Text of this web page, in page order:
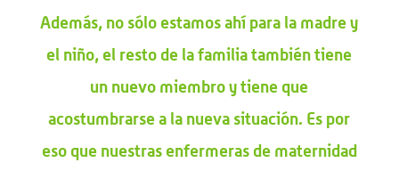
Además, no sólo estamos ahí para la madre y
el niño, el resto de la familia también tiene
un nuevo miembro y tiene que
acostumbrarse a la nueva situación. Es por
eso que nuestras enfermeras de maternidad